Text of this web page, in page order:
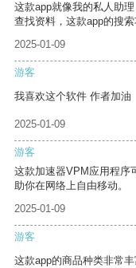
这款app就像我的私人助
查找资料，这款app的搜
2025-01-09
游客
我喜欢这个软件 作者加油
2025-01-09
游客
这款加速器VPM应用程序
助你在网络上自由移动。
2025-01-09
游客
这款app的商品种类非常